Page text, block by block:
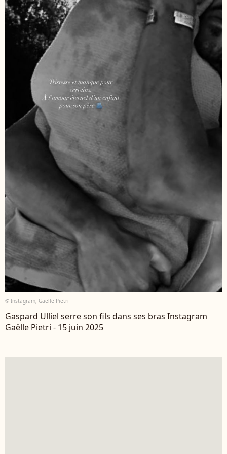
© Instagram, Gaëlle Pietri
Gaspard Ulliel serre son fils dans ses bras Instagram
Gaëlle Pietri - 15 juin 2025